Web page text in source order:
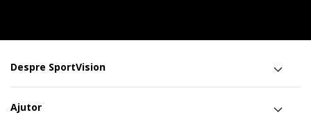
Despre SportVision
Ajutor